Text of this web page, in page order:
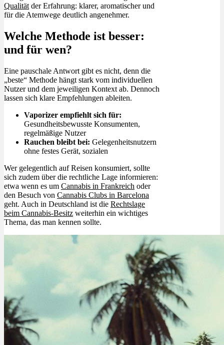
Qualitätder Erfahrung: klarer, aromatischer und
für die Atemwege deutlich angenehmer.
Welche Methode ist besser:
und für wen?
Eine pauschale Antwort gibt es nicht, denn die
„beste“ Methode hängt stark vom individuellen
Nutzer und dem jeweiligen Kontext ab. Dennoch
lassen sich klare Empfehlungen ableiten.
Vaporizer empfiehlt sich für:
Gesundheitsbewusste Konsumenten,
regelmäßige Nutzer
Rauchen bleibt bei: Gelegenheitsnutzern
ohne festes Gerät, sozialen
Wer gelegentlich auf Reisen konsumiert, sollte
sich zudem über die rechtliche Lage informieren:
etwa wenn es um Cannabis in Frankreich oder
den Besuch von Cannabis Clubs in Barcelona
geht. Auch in Deutschland ist die Rechtslage
beim Cannabis-Besitz weiterhin ein wichtiges
Thema, das man kennen sollte.